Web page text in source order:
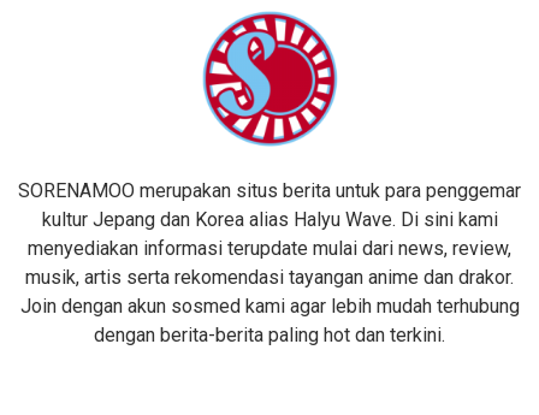
SORENAMOO merupakan situs berita untuk para penggemar
kultur Jepang dan Korea alias Halyu Wave. Di sini kami
menyediakan informasi terupdate mulai dari news, review,
musik, artis serta rekomendasi tayangan anime dan drakor.
Join dengan akun sosmed kami agar lebih mudah terhubung
dengan berita-berita paling hot dan terkini.